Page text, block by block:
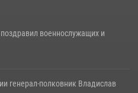
военнослужащих и
генерал-полковник Владислав